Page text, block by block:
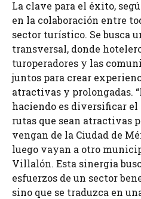
La clave para el éxito,
en la colaboración entre
sector turístico. Se busca
transversal, donde
turoperadores y las
juntos para crear
atractivas y prolongadas.
haciendo es diversificar
rutas que sean atractivas
vengan de la Ciudad de
luego vayan a otro
Villalón. Esta sinergia
esfuerzos de un sector
sino que se traduzca en